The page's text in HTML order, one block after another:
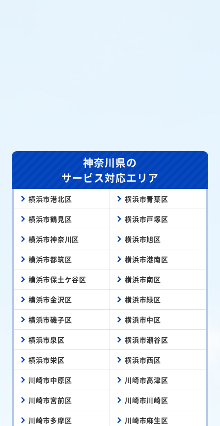
神奈川県の
サービス対応エリア
横浜市港北区 横浜市青葉区
横浜市鶴見区 横浜市戸塚区
横浜市神奈川区 横浜市旭区
横浜市都筑区 横浜市港南区
横浜市保土ケ谷区 横浜市南区
横浜市金沢区 横浜市緑区
横浜市磯子区 横浜市中区
横浜市泉区 横浜市瀬谷区
横浜市栄区 横浜市西区
川崎市中原区 川崎市高津区
川崎市宮前区 川崎市川崎区
川崎市多摩区 川崎市麻生区